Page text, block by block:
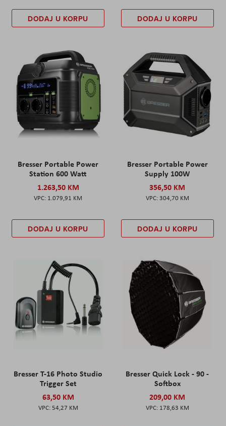
DODAJ U KORPU DODAJ U KORPU
Bresser Portable Power
Station 600 Watt
1.263,50 KM
1.079,91 KM
DODAJ U KORPU
Bresser Portable Power
Supply 100W
356,50 KM
304,70 KM
DODAJ U KORPU
Bresser T-16 Photo Studio
Trigger Set
63,50 KM
54,27 KM
Bresser Quick Lock - 90 -
Softbox
209,00 KM
178,63 KM